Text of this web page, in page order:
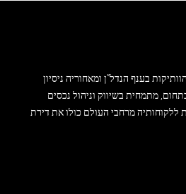
מ- 23 שנה בתחום, מתמחית בשיווק וניהול נכסים
ללקוחותיה מרחבי העולם כולו את דירת